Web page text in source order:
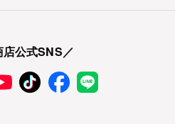
店公式SNS／